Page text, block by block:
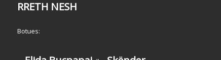
RRETH NESH
Botues: